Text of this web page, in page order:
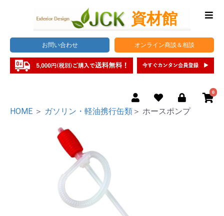
お問い合わせ オンライン商談＆相談
0
HOME ＞ ガソリン・軽油携行缶類 ＞ ホースポンプ